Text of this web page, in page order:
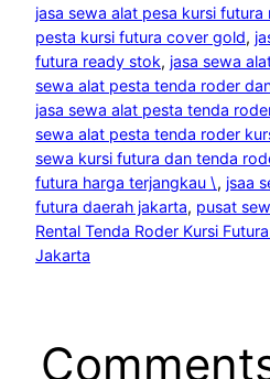
jasa sewa alat pesa kursi futura
pesta kursi futura cover gold,
futura ready stok, jasa sewa
sewa alat pesta tenda roder
jasa sewa alat pesta tenda
sewa alat pesta tenda roder
sewa kursi futura dan tenda
futura harga terjangkau \, jsaa
futura daerah jakarta, pusat
Rental Tenda Roder Kursi
Jakarta